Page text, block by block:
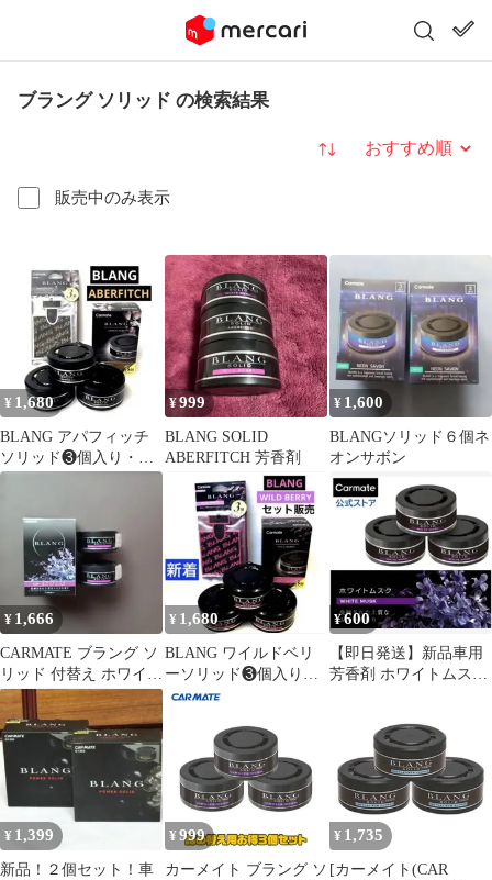
ブラング ソリッド の検索結果
販売中のみ表示
並び替え
¥ 1,680
BLANG アパフィッチ
ソリッド❸個入り・ペ
ーパーフレグランス❸
¥999
BLANG SOLID
ABERFITCH 芳香剤
¥ 1,600
BLANGソリッド６個ネ
オンサボン
¥ 1,666
CARMATE ブラング ソ
リッド 付替え ホワイト
ムスク G21T 5個セット
¥ 1,680
BLANG ワイルドベリ
ーソリッド❸個入り・
ペーパーフレグランス
¥600
【即日発送】新品車用
芳香剤 ホワイトムスク
¥ 1,399
新品！２個セット！車
¥ 999
カーメイト ブラング ソ
¥ 1,735
[カーメイト(CAR